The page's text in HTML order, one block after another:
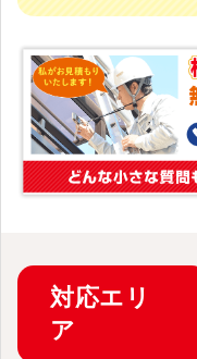
対応エリ
ア